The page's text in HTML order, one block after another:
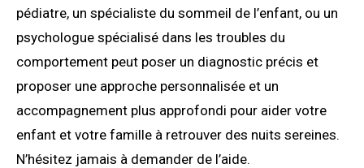
pédiatre, un spécialiste du sommeil de l’enfant, ou un
psychologue spécialisé dans les troubles du
comportement peut poser un diagnostic précis et
proposer une approche personnalisée et un
accompagnement plus approfondi pour aider votre
enfant et votre famille à retrouver des nuits sereines.
N’hésitez jamais à demander de l’aide.